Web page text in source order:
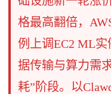
格最高翻倍，
例上调EC2 ML
据传输与算力需
耗”阶段。以